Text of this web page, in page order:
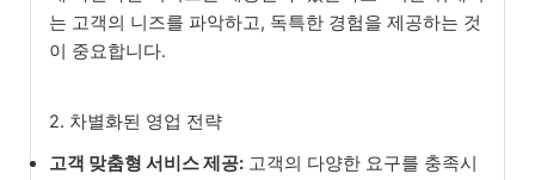
는 고객의 니즈를 파악하고, 독특한 경험을 제공하는 것
이 중요합니다.
2. 차별화된 영업 전략
고객 맞춤형 서비스 제공: 고객의 다양한 요구를 충족시